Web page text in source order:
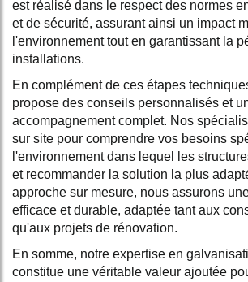
est réalisé dans le respect des normes
et de sécurité, assurant ainsi un impact
l'environnement tout en garantissant la
installations.
En complément de ces étapes
propose des conseils personnalisés et
accompagnement complet. Nos
sur site pour comprendre vos besoins
l'environnement dans lequel les
et recommander la solution la plus
approche sur mesure, nous assurons
efficace et durable, adaptée tant aux
qu'aux projets de rénovation.
En somme, notre expertise en
constitue une véritable valeur ajoutée